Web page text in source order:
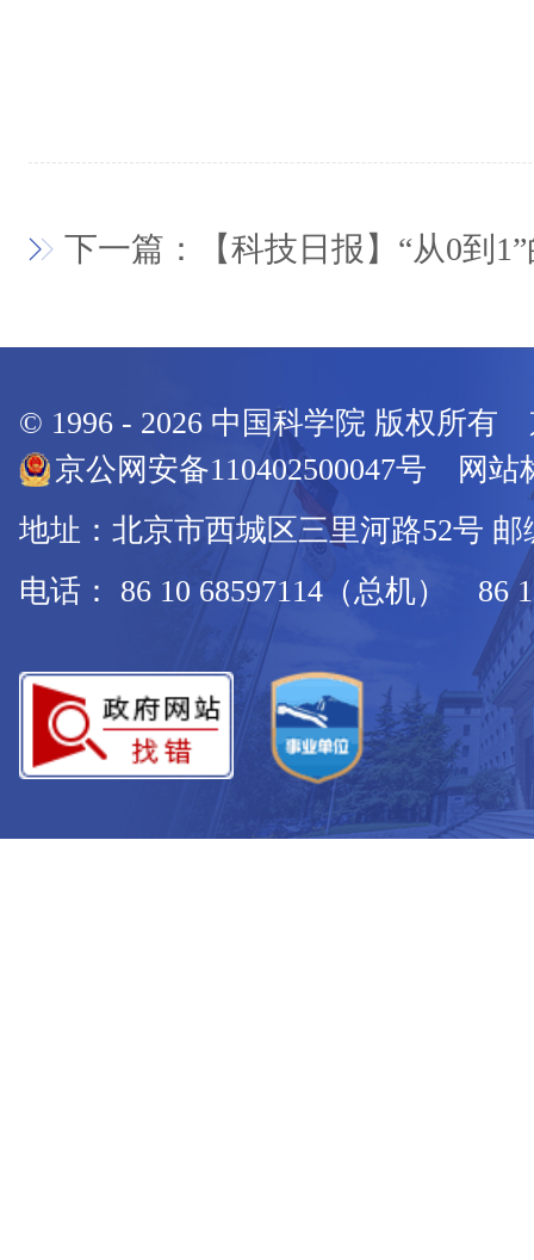
下一篇：【科技日报】“从0到
© 1996 - 2026 中国科学院 版权所有
京公网安备110402500047号 网站
地址：北京市西城区三里河路52号 邮
电话： 86 10 68597114（总机） 86